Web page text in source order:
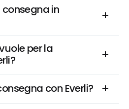
in
per la
con Everli?